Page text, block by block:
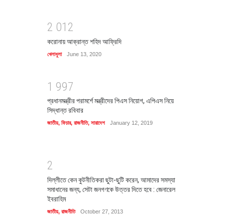
2 01 2
করোনায় আক্রান্ত শহিদ আফ্রিদি
খেলাধুলা June 13, 2020
1 997
প্রধানমন্ত্রীর পরামর্শে মন্ত্রীদের পিএস নিয়োগ, এপিএস নিয়ে
সিদ্ধান্ত রবিবার
জাতীয়, ফিচার, রাজনীতি, সারাদেশ January 12, 2019
2
দিল্লীতে কেন কুটনীতিকরা ছুটা-ছুটি করেন, আমাদের সমস্যা
সমাধানের জন্য, সেটা জনগণকে উত্তর দিতে হবে : জেনারেল
ইবরাহিম
জাতীয়, রাজনীতি October 27, 2013